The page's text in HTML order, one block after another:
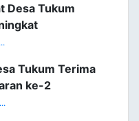
Desa Tukum
Tukum Terima
ke-2